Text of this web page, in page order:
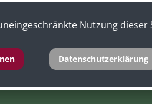
Ökosystems ineinander.
Bodenerosion, Muren und
langen Halmen und
Nutzung dieser
Datenschutzerklärung